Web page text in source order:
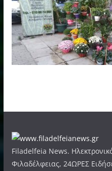
Filadelfeia News.
Φιλαδέλφειας, 24ΩΡΕΣ